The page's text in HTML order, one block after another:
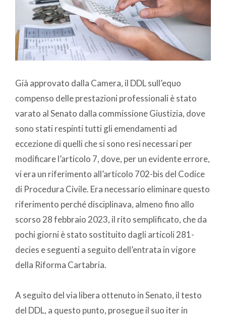
Già approvato dalla Camera, il DDL sull’equo
compenso delle prestazioni professionali è stato
varato al Senato dalla commissione Giustizia, dove
sono stati respinti tutti gli emendamenti ad
eccezione di quelli che si sono resi necessari per
modificare l’articolo 7, dove, per un evidente errore,
vi era un riferimento all’articolo 702-bis del Codice
di Procedura Civile. Era necessario eliminare questo
riferimento perché disciplinava, almeno fino allo
scorso 28 febbraio 2023, il rito semplificato, che da
pochi giorni è stato sostituito dagli articoli 281-
decies e seguenti a seguito dell’entrata in vigore
della Riforma Cartabria.
A seguito del via libera ottenuto in Senato, il testo
del DDL, a questo punto, prosegue il suo iter in